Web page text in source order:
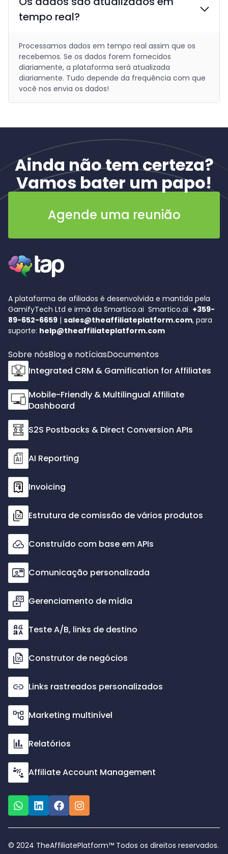
tempo real?
Processamos dados em tempo real assim que os
recebemos. Se os dados forem fornecidos
diariamente, a plataforma será atualizada
diariamente. Tudo depende da frequência com que
você nos envia os dados!
Ainda não tem certeza?
Vamos bater um papo!
Agende uma reunião
A plataforma de afiliados é desenvolvida e mantida pela
GamifyTech Ltd e irmã da Smartico.ai Smartico.ai +359-
89-652-6659 | sales@theaffiliateplatform.com, para
suporte: help@theaffiliateplatform.com
Sobre nósBlog e notíciasDocumentos
Integrated CRM & Gamification for Affiliates
Mobile-Friendly & Multilingual Affiliate
Dashboard
S2S Postbacks & Direct Conversion APIs
AI Reporting
Invoicing
Estrutura de comissão de vários produtos
Construído com base em APIs
Comunicação personalizada
Gerenciamento de mídia
Teste A/B, links de destino
Construtor de negócios
Links rastreados personalizados
Marketing multinível
Relatórios
Affiliate Account Management
© 2024 TheAffiliatePlatform™ Todos os direitos reservados.